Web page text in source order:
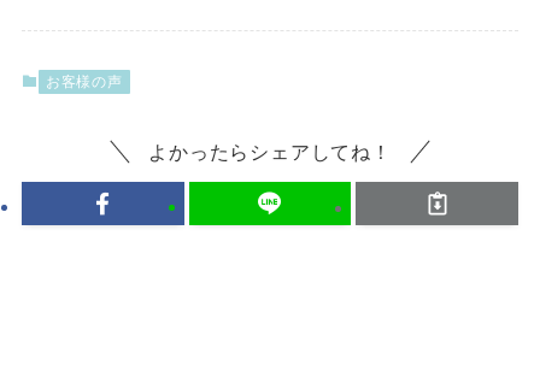
お客様の声
よかったらシェアしてね！